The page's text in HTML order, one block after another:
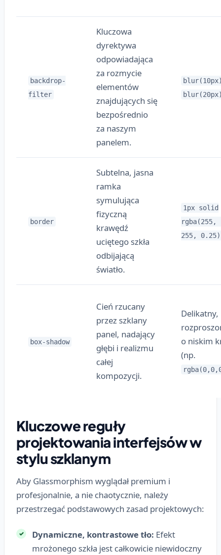
backdrop-
filter
Kluczowa
dyrektywa
odpowiadająca
za rozmycie
elementów
znajdujących się
bezpośrednio
za naszym
panelem.
border
Subtelna, jasna
ramka
symulująca
fizyczną
krawędź
uciętego szkła
odbijającą
światło.
1px solid
rgba(255,
255, 0.25)
box-shadow
Cień rzucany
przez szklany
panel, nadający
głębi i realizmu
całej
kompozycji.
Delikatny,
o niskim
(np.
Kluczowe reguły
projektowania interfejsów w
stylu szklanym
Aby Glassmorphism wyglądał premium i
profesjonalnie, a nie chaotycznie, należy
przestrzegać podstawowych zasad projektowych:
Dynamiczne, kontrastowe tło: Efekt
mrożonego szkła jest całkowicie niewidoczny